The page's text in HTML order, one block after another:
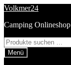
Zur
springen
Zum
springen
Volkmer24
Camping Onlineshop
Suchen
nach:
Menü